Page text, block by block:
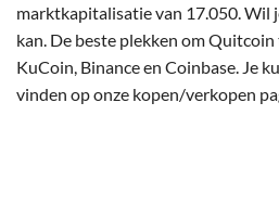
marktkapitalisatie van 17.050. Wil
kan. De beste plekken om
KuCoin, Binance en Coinbase. Je
vinden op onze kopen/verkopen